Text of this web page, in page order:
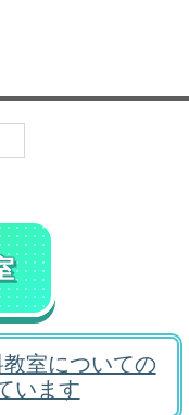
室についての
います